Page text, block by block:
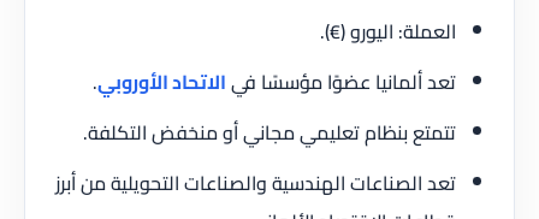
العملة: اليورو (€).
تعد ألمانيا عضوًا مؤسسًا فيالاتحاد الأوروبي.
تتمتع بنظام تعليمي مجاني أو منخفض التكلفة.
تعد الصناعات الهندسية والصناعات التحويلية من أبرز